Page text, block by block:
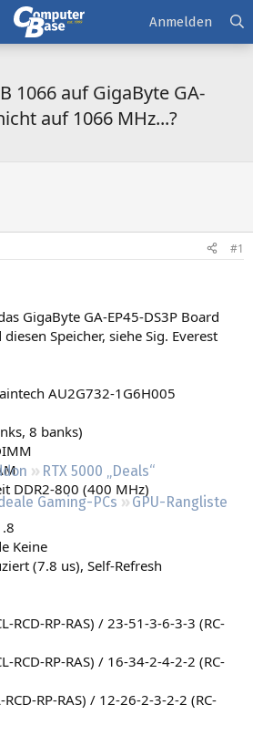
RTX 5000 „Deals“
Gaming-PCs
GPU-Rangliste
Anmelden
1066 auf GigaByte GA-
auf 1066 MHz...?
#1
GigaByte GA-EP45-DS3P Board
Speicher, siehe Sig. Everest
AU2G732-1G6H005
8 banks)
DDR2-800 (400 MHz)
Keine
(7.8 us), Self-Refresh
RCD-RP-RAS) / 23-51-3-6-3-3 (RC-
RCD-RP-RAS) / 16-34-2-4-2-2 (RC-
RP-RAS) / 12-26-2-3-2-2 (RC-